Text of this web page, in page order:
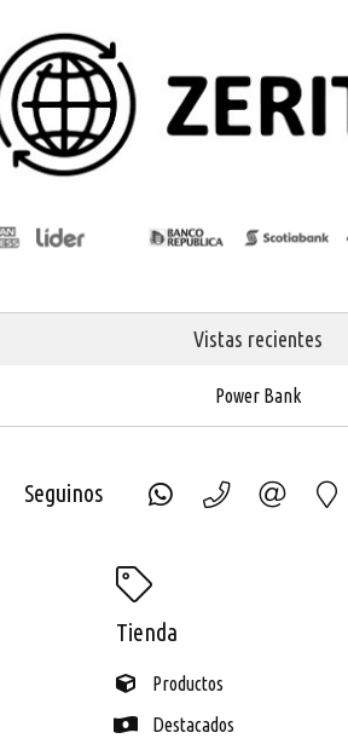
Vistas recientes
Power Bank
Seguinos
Tienda
Productos
Destacados